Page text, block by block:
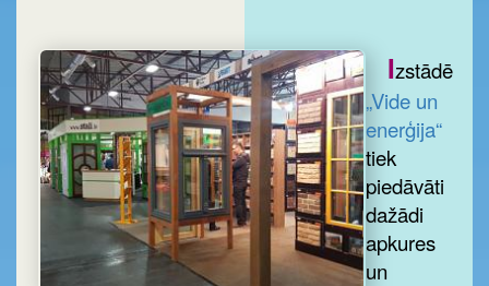
Izstādē
„Vide un
enerģija“
tiek
piedāvāti
dažādi
apkures
un